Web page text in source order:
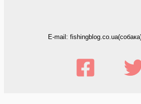
E-mail: